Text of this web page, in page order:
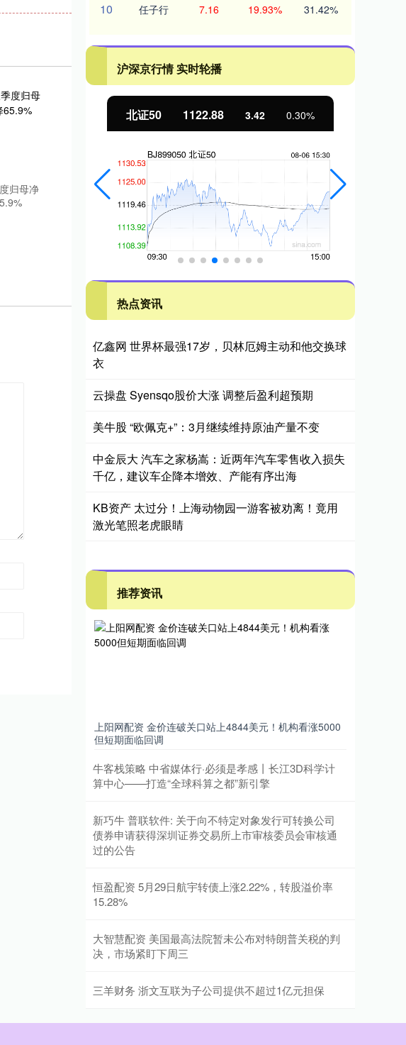
归母净
10 任子行 7.16 19.93% 31.42%
沪深京行情 实时轮播
-0.15% 北证50 1122.88 3.42 0.30%
热点资讯
亿鑫网 世界杯最强17岁，贝林厄姆主动和他交换球
衣
云操盘 Syensqo股价大涨 调整后盈利超预期
美牛股 “欧佩克+”：3月继续维持原油产量不变
中金辰大 汽车之家杨嵩：近两年汽车零售收入损失
千亿，建议车企降本增效、产能有序出海
KB资产 太过分！上海动物园一游客被劝离！竟用
激光笔照老虎眼睛
推荐资讯
上阳网配资 金价连破关口站上4844美元！机构看涨5000
但短期面临回调
牛客栈策略 中省媒体行·必须是孝感丨长江3D科学计
算中心——打造“全球科算之都”新引擎
新巧牛 普联软件: 关于向不特定对象发行可转换公司
债券申请获得深圳证券交易所上市审核委员会审核通
过的公告
恒盈配资 5月29日航宇转债上涨2.22%，转股溢价率
15.28%
大智慧配资 美国最高法院暂未公布对特朗普关税的判
决，市场紧盯下周三
三羊财务 浙文互联为子公司提供不超过1亿元担保